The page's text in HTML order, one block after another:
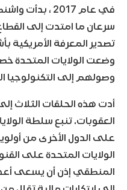
في عام 2017 ،
سرعان ما امتدت إلى
تصدير المعرفة الأمريكية
وضعت الولايات المتحدة
وصولهم إلى التكنولوجيا
أدت هذه الحلقات الثلاث
العقوبات. تنبع سلطة
على الدول الأخرى من
الولايات المتحدة على
المنطقي إذن أن يسعى